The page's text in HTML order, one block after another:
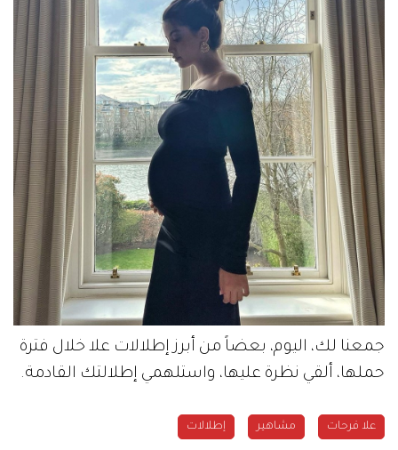
جمعنا لك، اليوم، بعضاً من أبرز إطلالات علا خلال فترة
حملها، ألقي نظرة عليها، واستلهمي إطلالتك القادمة.
علا فرحات مشاهير إطلالات